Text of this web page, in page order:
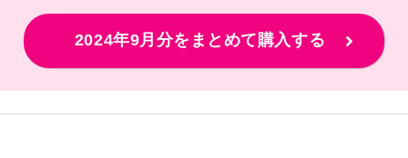
2024年9月分をまとめて購入する